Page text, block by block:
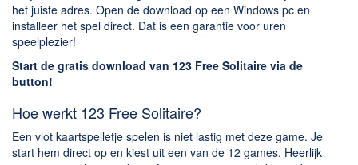
Spelletjes en Games
Webbrowsers
het juiste adres. Open de download op een Windows pc en
installeer het spel direct. Dat is een garantie voor uren
speelplezier!
Start de gratis download van 123 Free Solitaire via de
button!
Hoe werkt 123 Free Solitaire?
Een vlot kaartspelletje spelen is niet lastig met deze game. Je
start hem direct op en kiest uit een van de 12 games. Heerlijk